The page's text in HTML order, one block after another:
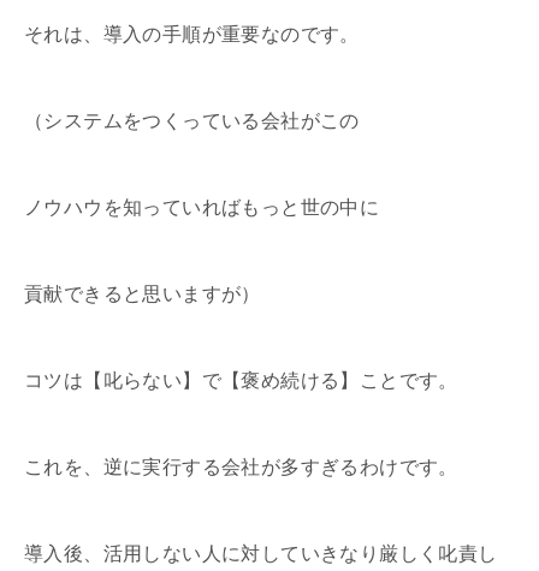
それは、導入の手順が重要なのです。
（システムをつくっている会社がこの
ノウハウを知っていればもっと世の中に
貢献できると思いますが）
コツは【叱らない】で【褒め続ける】ことです。
これを、逆に実行する会社が多すぎるわけです。
導入後、活用しない人に対していきなり厳しく叱責し